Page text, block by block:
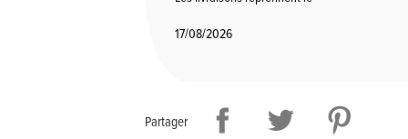
17/08/2026
Partager